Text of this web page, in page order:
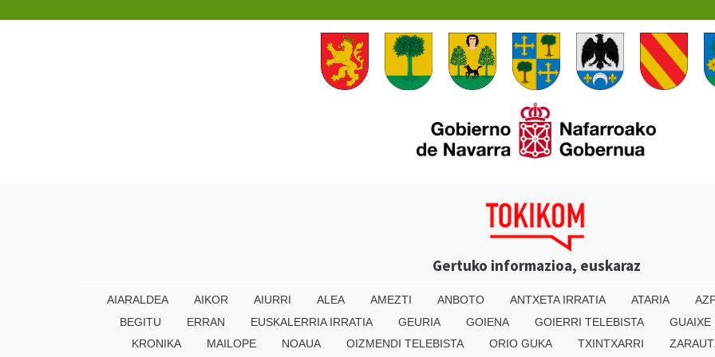
Gertuko informazioa, euskaraz
AIARALDEA AIKOR AIURRI ALEA AMEZTI ANBOTO ANTXETA IRRATIA ATARIA
BEGITU
ERRAN EUSKALERRIA IRRATIA GEURIA GOIENA GOIERRI TELEBISTA
GUAIXE
KRONIKA
MAILOPE NOAUA OIZMENDI TELEBISTA ORIO GUKA TXINTXARRI